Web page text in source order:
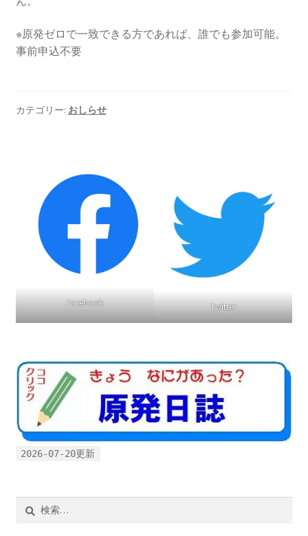
2015.3.8 第4回原発ゼロへのカウントダウンinかわさ
2016.1.31 日本と原発上映会＆講演会
2017.3.12 第6回原発ゼロへのカウントダウンinかわさ
き 集会
2018.3.11 第７回原発ゼロへのカウントダウンinかわ
さき集会
2019.3.10 第8回 原発ゼロへのカウントダウンinかわ
さき 集会
2023.3.12 第12回原発ゼロへのカウントダウンinかわ
さき集会
2023.6.25（日）映画「原発をとめた裁判長 そして
原発をとめる農家たち」上映会を開催
2024.3.10第13回原発ゼロへのカウントダウンinかわさ
※原発ゼロで一致できる方であれば、誰でも参加可能。
事前申込不要
カテゴリー: おしらせ
Facebook Twitter
2026-07-20更新